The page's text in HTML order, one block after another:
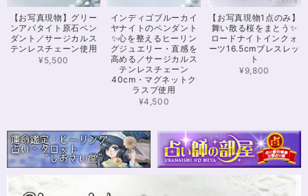
可愛いお品をありがとうございます。陽に当たるとキラキラして、とても可
愛いです！とくにシトリンの色味がとても気に入りました。まだ、気になる
ブレスレットがたくさんあったので、また購入させていただきたいと思いま
す。また親切で迅速、丁寧な対応をしてくださりありがとうございました。
さざれながら、カイヤナイトのブルーバンドやジラソールアイが見える石も
ありました きれいな石をありがとうございます⭐︎
【お写真現物】グリー
ンアパタイト原石ペン
ダント／サージカルス
テンレスチェーン使用
¥5,500
インディゴブルーカイ
ヤナイトのペンダント
✨心を整えるヒーリン
グジュエリー・直感を
高める／サージカルス
テンレスチェーン
40cm・マグネットク
ラスプ使用
¥4,500
【お写真現物1点のみ】
舞い散る桜をまとう✨
ロードナイトインクォ
ーツ16.5cmブレスレッ
ト
¥9,800